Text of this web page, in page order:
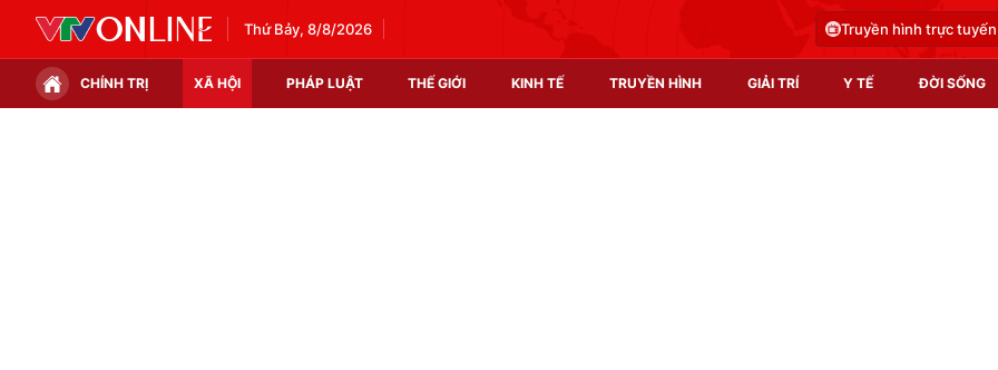
Thứ Bảy, 8/8/2026 Truyền hình trực tuyến
CHÍNH TRỊ XÃ HỘI PHÁP LUẬT THẾ GIỚI KINH TẾ TRUYỀN HÌNH GIẢI TRÍ Y TẾ ĐỜI SỐNG